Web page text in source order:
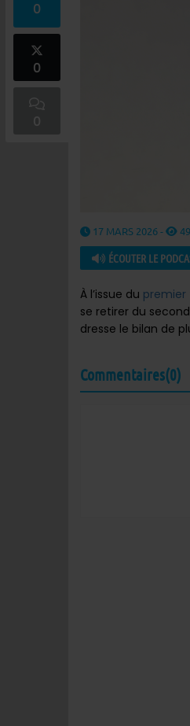
0
0
0
17 MARS 2026 -
ÉCOUTER LE
À l’issue du premier
se retirer du
dresse le bilan de
Commentaires(0)